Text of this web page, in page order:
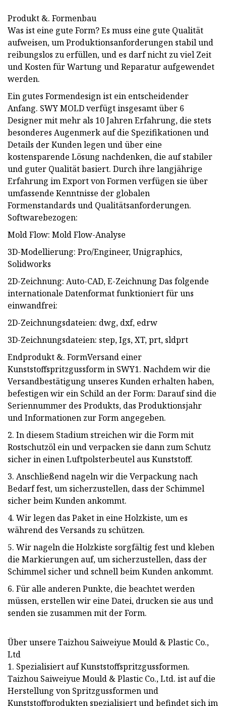
Produkt &. Formenbau
Was ist eine gute Form? Es muss eine gute Qualität
aufweisen, um Produktionsanforderungen stabil und
reibungslos zu erfüllen, und es darf nicht zu viel Zeit
und Kosten für Wartung und Reparatur aufgewendet
werden.
Ein gutes Formendesign ist ein entscheidender
Anfang. SWY MOLD verfügt insgesamt über 6
Designer mit mehr als 10 Jahren Erfahrung, die stets
besonderes Augenmerk auf die Spezifikationen und
Details der Kunden legen und über eine
kostensparende Lösung nachdenken, die auf stabiler
und guter Qualität basiert. Durch ihre langjährige
Erfahrung im Export von Formen verfügen sie über
umfassende Kenntnisse der globalen
Formenstandards und Qualitätsanforderungen.
Softwarebezogen:
Mold Flow: Mold Flow-Analyse
3D-Modellierung: Pro/Engineer, Unigraphics,
Solidworks
2D-Zeichnung: Auto-CAD, E-Zeichnung Das folgende
internationale Datenformat funktioniert für uns
einwandfrei:
2D-Zeichnungsdateien: dwg, dxf, edrw
3D-Zeichnungsdateien: step, Igs, XT, prt, sldprt
Endprodukt &. FormVersand einer
Kunststoffspritzgussform in SWY1. Nachdem wir die
Versandbestätigung unseres Kunden erhalten haben,
befestigen wir ein Schild an der Form: Darauf sind die
Seriennummer des Produkts, das Produktionsjahr
und Informationen zur Form angegeben.
2. In diesem Stadium streichen wir die Form mit
Rostschutzöl ein und verpacken sie dann zum Schutz
sicher in einen Luftpolsterbeutel aus Kunststoff.
3. Anschließend nageln wir die Verpackung nach
Bedarf fest, um sicherzustellen, dass der Schimmel
sicher beim Kunden ankommt.
4. Wir legen das Paket in eine Holzkiste, um es
während des Versands zu schützen.
5. Wir nageln die Holzkiste sorgfältig fest und kleben
die Markierungen auf, um sicherzustellen, dass der
Schimmel sicher und schnell beim Kunden ankommt.
6. Für alle anderen Punkte, die beachtet werden
müssen, erstellen wir eine Datei, drucken sie aus und
senden sie zusammen mit der Form.
Über unsere Taizhou Saiweiyue Mould & Plastic Co.,
Ltd
1. Spezialisiert auf Kunststoffspritzgussformen.
Taizhou Saiweiyue Mould & Plastic Co., Ltd. ist auf die
Herstellung von Spritzgussformen und
Kunststoffprodukten spezialisiert und befindet sich im